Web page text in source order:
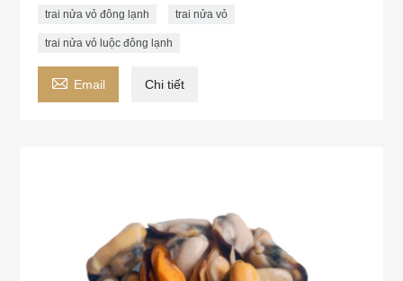
trai nửa vỏ đông lạnh trai nửa vỏ
trai nửa vỏ luộc đông lạnh
 Email Chi tiết